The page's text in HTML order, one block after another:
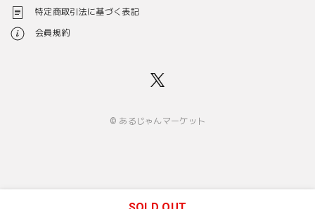
特定商取引法に基づく表記
会員規約
© あるじゃんマーケット